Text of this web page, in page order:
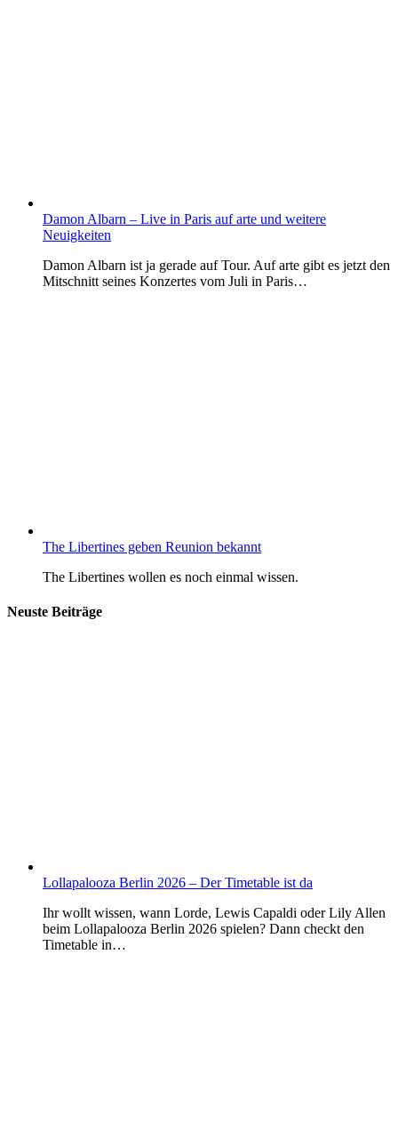
Damon Albarn – Live in Paris auf arte und weitere
Neuigkeiten
Damon Albarn ist ja gerade auf Tour. Auf arte gibt es jetzt den
Mitschnitt seines Konzertes vom Juli in Paris…
The Libertines geben Reunion bekannt
The Libertines wollen es noch einmal wissen.
Neuste Beiträge
Lollapalooza Berlin 2026 – Der Timetable ist da
Ihr wollt wissen, wann Lorde, Lewis Capaldi oder Lily Allen
beim Lollapalooza Berlin 2026 spielen? Dann checkt den
Timetable in…